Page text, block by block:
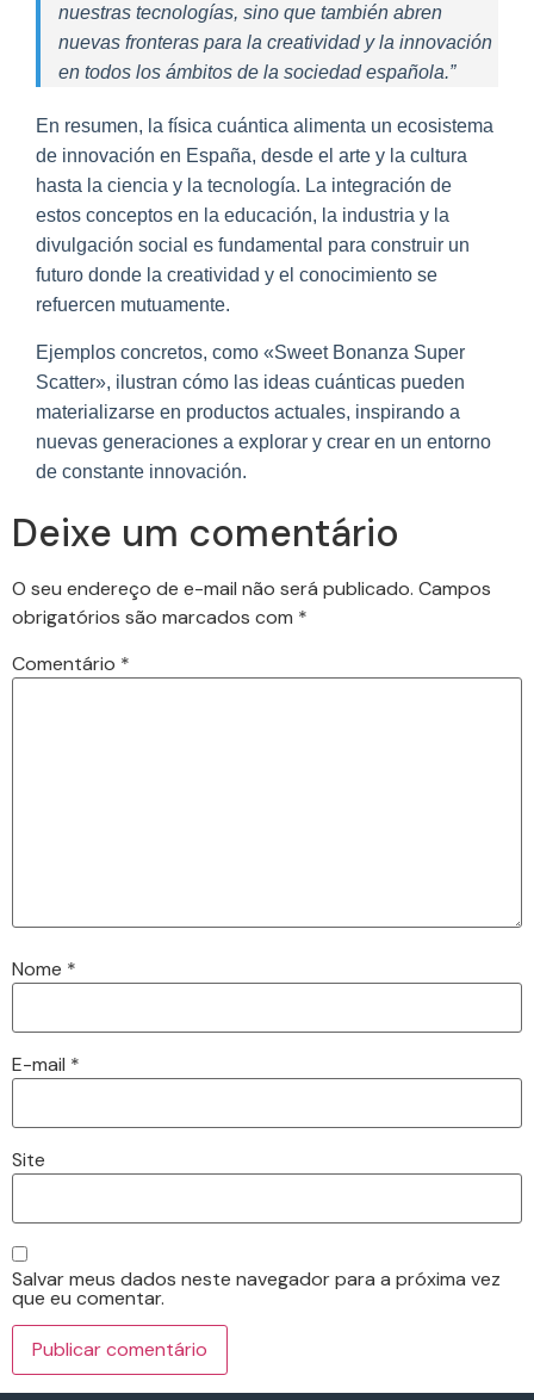
nuestras tecnologías, sino que también abren
nuevas fronteras para la creatividad y la innovación
en todos los ámbitos de la sociedad española.”
En resumen, la física cuántica alimenta un ecosistema
de innovación en España, desde el arte y la cultura
hasta la ciencia y la tecnología. La integración de
estos conceptos en la educación, la industria y la
divulgación social es fundamental para construir un
futuro donde la creatividad y el conocimiento se
refuercen mutuamente.
Ejemplos concretos, como «Sweet Bonanza Super
Scatter», ilustran cómo las ideas cuánticas pueden
materializarse en productos actuales, inspirando a
nuevas generaciones a explorar y crear en un entorno
de constante innovación.
Deixe um comentário
O seu endereço de e-mail não será publicado. Campos
obrigatórios são marcados com *
Comentário *
Nome *
E-mail *
Site
Salvar meus dados neste navegador para a próxima vez
que eu comentar.